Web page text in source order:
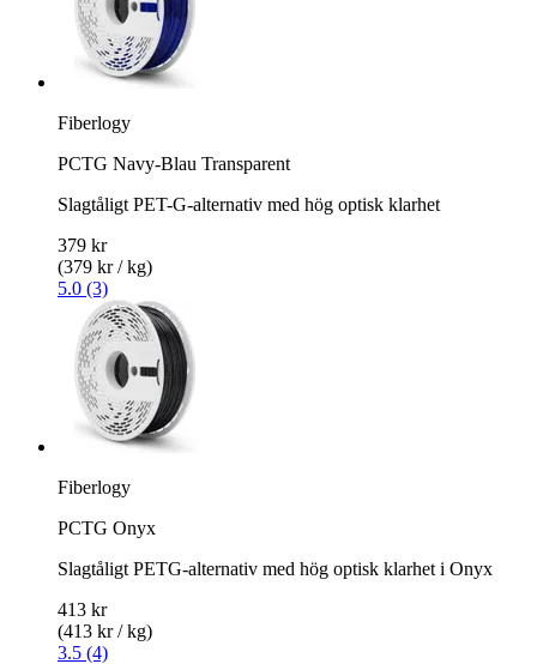
Fiberlogy
PCTG Navy-Blau Transparent
Slagtåligt PET-G-alternativ med hög optisk klarhet
379 kr
(379 kr / kg)
5.0 (3)
Fiberlogy
PCTG Onyx
Slagtåligt PETG-alternativ med hög optisk klarhet i Onyx
413 kr
(413 kr / kg)
3.5 (4)